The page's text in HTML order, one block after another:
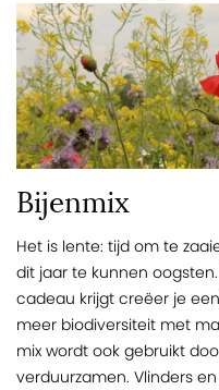
Bijenmix
Het is lente: tijd om te
dit jaar te kunnen
cadeau krijgt creëer je
meer biodiversiteit met
mix wordt ook gebruikt
verduurzamen. Vlinders